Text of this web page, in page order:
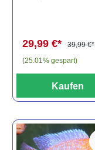
29,99 €*
39,99 €*
(25.01% gespart)
Kaufen